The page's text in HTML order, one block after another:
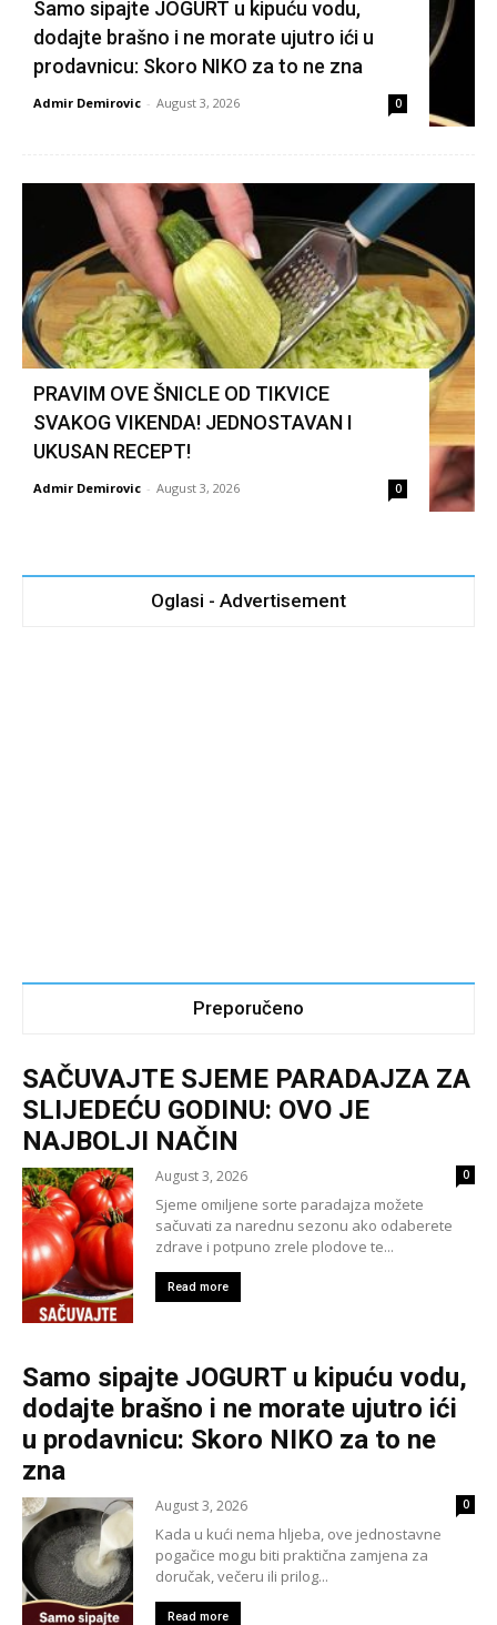
Samo sipajte JOGURT u kipuću vodu,
dodajte brašno i ne morate ujutro ići u
prodavnicu: Skoro NIKO za to ne zna
Admir Demirovic - August 3, 2026 0
PRAVIM OVE ŠNICLE OD TIKVICE
SVAKOG VIKENDA! JEDNOSTAVAN I
UKUSAN RECEPT!
Admir Demirovic - August 3, 2026 0
Oglasi - Advertisement
Preporučeno
SAČUVAJTE SJEME PARADAJZA ZA
SLIJEDEĆU GODINU: OVO JE
NAJBOLJI NAČIN
August 3, 2026 0
Sjeme omiljene sorte paradajza možete
sačuvati za narednu sezonu ako odaberete
zdrave i potpuno zrele plodove te...
Read more
Samo sipajte JOGURT u kipuću vodu,
dodajte brašno i ne morate ujutro ići
u prodavnicu: Skoro NIKO za to ne
zna
August 3, 2026 0
Kada u kući nema hljeba, ove jednostavne
pogačice mogu biti praktična zamjena za
doručak, večeru ili prilog...
Read more